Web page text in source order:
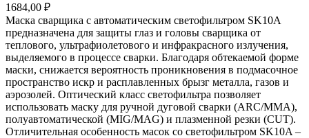
1684,00 ₽
Маска сварщика с автоматическим светофильтром SK10A
предназначена для защиты глаз и головы сварщика от
теплового, ультрафиолетового и инфракрасного излучения,
выделяемого в процессе сварки. Благодаря обтекаемой форме
маски, снижается вероятность проникновения в подмасочное
пространство искр и расплавленных брызг металла, газов и
аэрозолей. Оптический класс светофильтра позволяет
использовать маску для ручной дуговой сварки (ARC/MMA),
полуавтоматической (MIG/MAG) и плазменной резки (CUT).
Отличительная особенность масок со светофильтром SK10A –